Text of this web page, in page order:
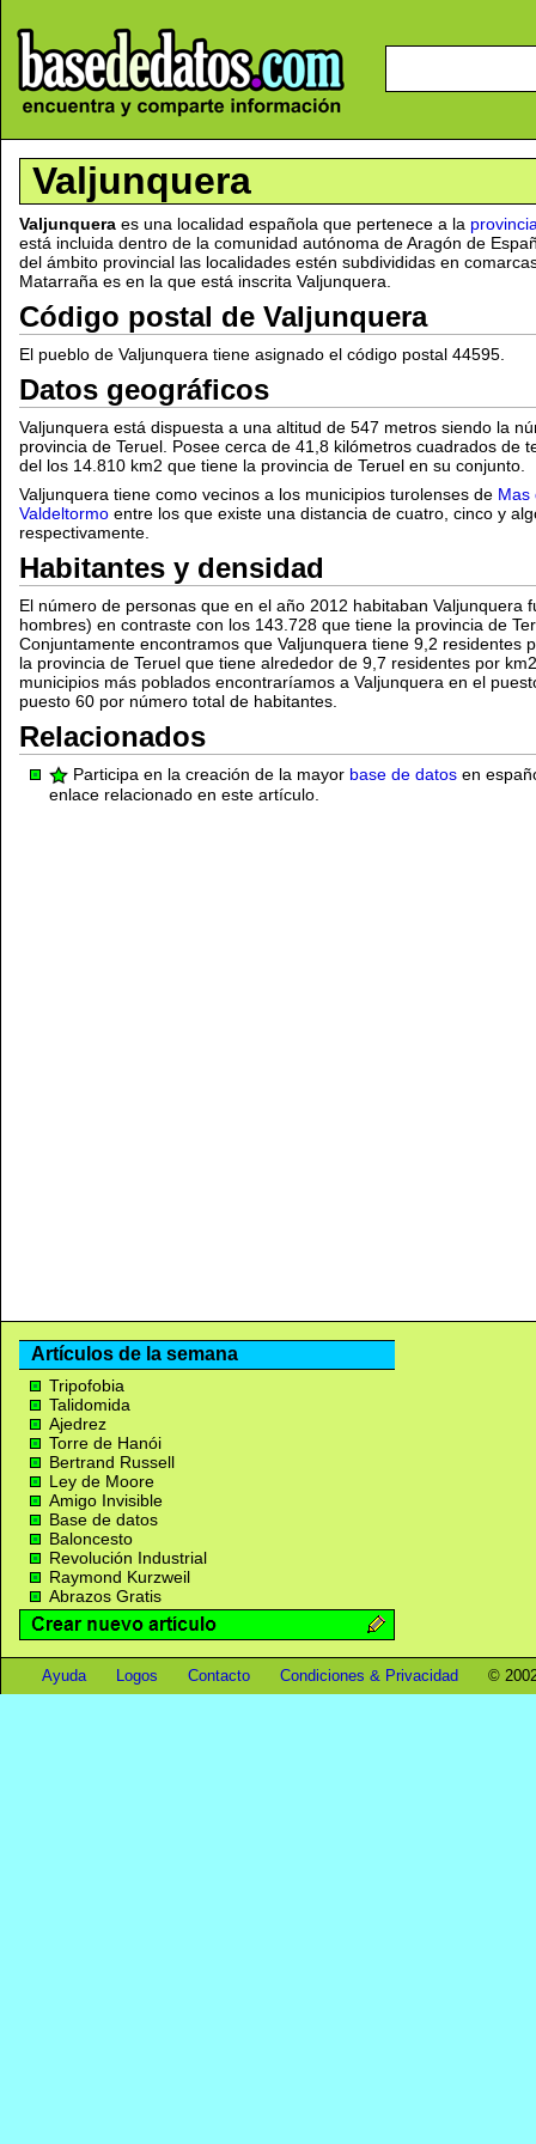
Valjunquera
Valjunquera es una localidad española que pertenece a la
está incluida dentro de la comunidad autónoma de Aragón de
del ámbito provincial las localidades estén subdivididas en
Matarraña es en la que está inscrita Valjunquera.
Código postal de Valjunquera
El pueblo de Valjunquera tiene asignado el código postal 44595.
Datos geográficos
Valjunquera está dispuesta a una altitud de 547 metros siendo la
provincia de Teruel. Posee cerca de 41,8 kilómetros cuadrados de
del los 14.810 km2 que tiene la provincia de Teruel en su conjunto.
Valjunquera tiene como vecinos a los municipios turolenses de Mas
Valdeltormo entre los que existe una distancia de cuatro, cinco y
respectivamente.
Habitantes y densidad
El número de personas que en el año 2012 habitaban Valjunquera
hombres) en contraste con los 143.728 que tiene la provincia de
Conjuntamente encontramos que Valjunquera tiene 9,2 residentes
la provincia de Teruel que tiene alrededor de 9,7 residentes por
municipios más poblados encontraríamos a Valjunquera en el
puesto 60 por número total de habitantes.
Relacionados
Participa en la creación de la mayor base de datos en
enlace relacionado en este artículo.
Artículos de la semana
Tripofobia
Talidomida
Ajedrez
Torre de Hanói
Bertrand Russell
Ley de Moore
Amigo Invisible
Base de datos
Baloncesto
Revolución Industrial
Raymond Kurzweil
Abrazos Gratis
Ayuda Logos Contacto Condiciones & Privacidad ©